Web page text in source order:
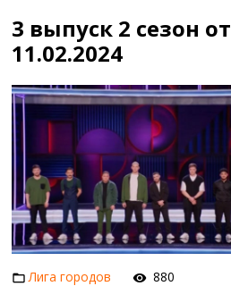
3 выпуск 2 сезон от
11.02.2024
Лига городов
880